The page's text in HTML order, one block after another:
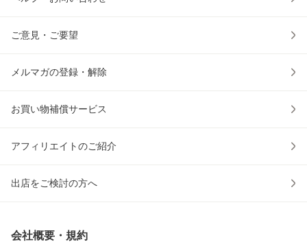
ご意見・ご要望
メルマガの登録・解除
お買い物補償サービス
アフィリエイトのご紹介
出店をご検討の方へ
会社概要・規約